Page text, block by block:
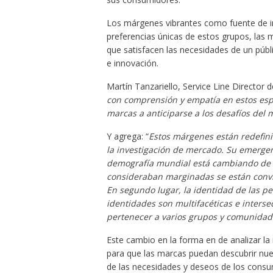
Los márgenes vibrantes como fuente de
preferencias únicas de estos grupos, las
que satisfacen las necesidades de un
e innovación.
Martín Tanzariello, Service Line Director
con comprensión y empatía en estos
marcas a anticiparse a los desafíos del
Y agrega: “Estos márgenes están
la investigación de mercado. Su
demografía mundial está cambiando
consideraban marginadas se están
En segundo lugar, la identidad de las
identidades son multifacéticas e
pertenecer a varios grupos y
Este cambio en la forma en de analizar
para que las marcas puedan descubrir
de las necesidades y deseos de los